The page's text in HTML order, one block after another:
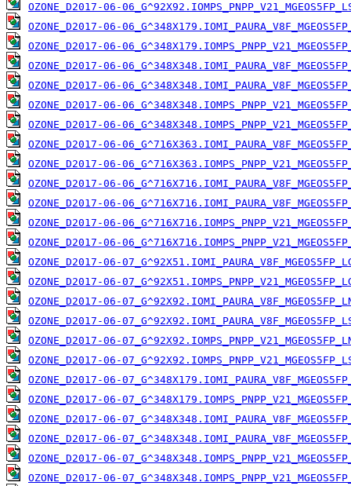
OZONE_D2017-06-
OZONE_D2017-06-
OZONE_D2017-06-
OZONE_D2017-06-
OZONE_D2017-06-
OZONE_D2017-06-
OZONE_D2017-06-
OZONE_D2017-06-
OZONE_D2017-06-
OZONE_D2017-06-
OZONE_D2017-06-
OZONE_D2017-06-
OZONE_D2017-06-
OZONE_D2017-06-
OZONE_D2017-06-
OZONE_D2017-06-
OZONE_D2017-06-
OZONE_D2017-06-
OZONE_D2017-06-
OZONE_D2017-06-
OZONE_D2017-06-
OZONE_D2017-06-
OZONE_D2017-06-
OZONE_D2017-06-
OZONE_D2017-06-